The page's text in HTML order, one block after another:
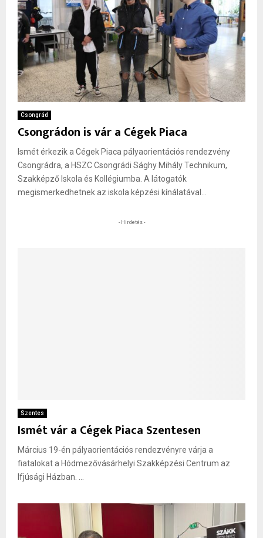
Csongrád
Csongrádon is vár a Cégek Piaca
Ismét érkezik a Cégek Piaca pályaorientációs rendezvény
Csongrádra, a HSZC Csongrádi Sághy Mihály Technikum,
Szakképző Iskola és Kollégiumba. A látogatók
megismerkedhetnek az iskola képzési kínálatával...
- Hirdetés -
Szentes
Ismét vár a Cégek Piaca Szentesen
Március 19-én pályaorientációs rendezvényre várja a
fiatalokat a Hódmezővásárhelyi Szakképzési Centrum az
Ifjúsági Házban. ...